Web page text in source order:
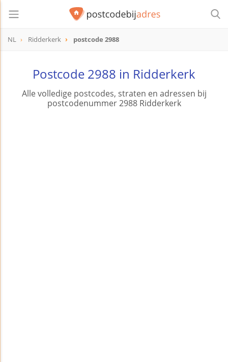
NL Ridderkerk postcode 2988
Postcode 2988 in Ridderkerk
Alle volledige postcodes, straten en adressen bij
postcodenummer 2988 Ridderkerk